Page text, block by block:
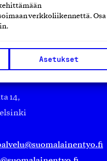
verkkoliikennettä. Osa
Asetukset
työ ry
14,